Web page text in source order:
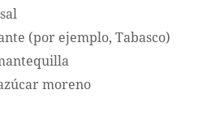
(por ejemplo, Tabasco)
moreno